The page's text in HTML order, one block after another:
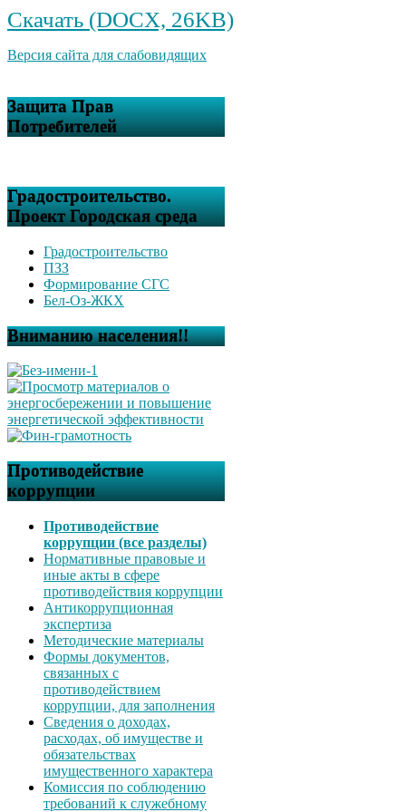
Скачать (DOCX, 26KB)
Версия сайта для слабовидящих
Защита Прав
Потребителей
Градостроительство.
Проект Городская среда
Градостроительство
ПЗЗ
Формирование СГС
Бел-Оз-ЖКХ
Вниманию населения!!
Противодействие
коррупции
Противодействие
коррупции (все разделы)
Нормативные правовые и
иные акты в сфере
противодействия коррупции
Антикоррупционная
экспертиза
Методические материалы
Формы документов,
связанных с
противодействием
коррупции, для заполнения
Сведения о доходах,
расходах, об имуществе и
обязательствах
имущественного характера
Комиссия по соблюдению
требований к служебному